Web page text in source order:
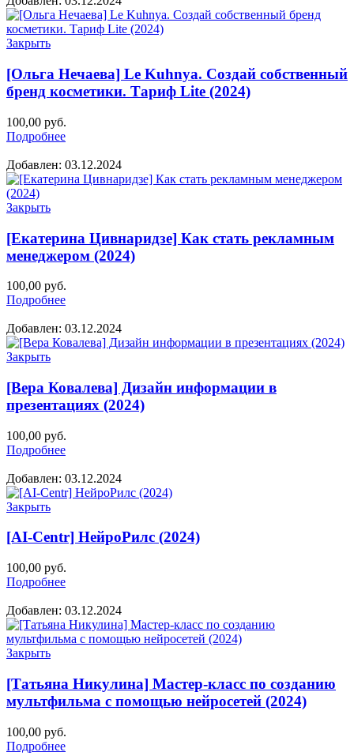
Закрыть
[Ольга Нечаева] Le Kuhnya. Создай собственный
бренд косметики. Тариф Lite (2024)
100,00 руб.
Подробнее
Добавлен: 03.12.2024
Закрыть
[Екатерина Цивнаридзе] Как стать рекламным
менеджером (2024)
100,00 руб.
Подробнее
Добавлен: 03.12.2024
Закрыть
[Вера Ковалева] Дизайн информации в
презентациях (2024)
100,00 руб.
Подробнее
Добавлен: 03.12.2024
Закрыть
[AI-Centr] НейроРилс (2024)
100,00 руб.
Подробнее
Добавлен: 03.12.2024
Закрыть
[Татьяна Никулина] Мастер-класс по созданию
мультфильма с помощью нейросетей (2024)
100,00 руб.
Подробнее